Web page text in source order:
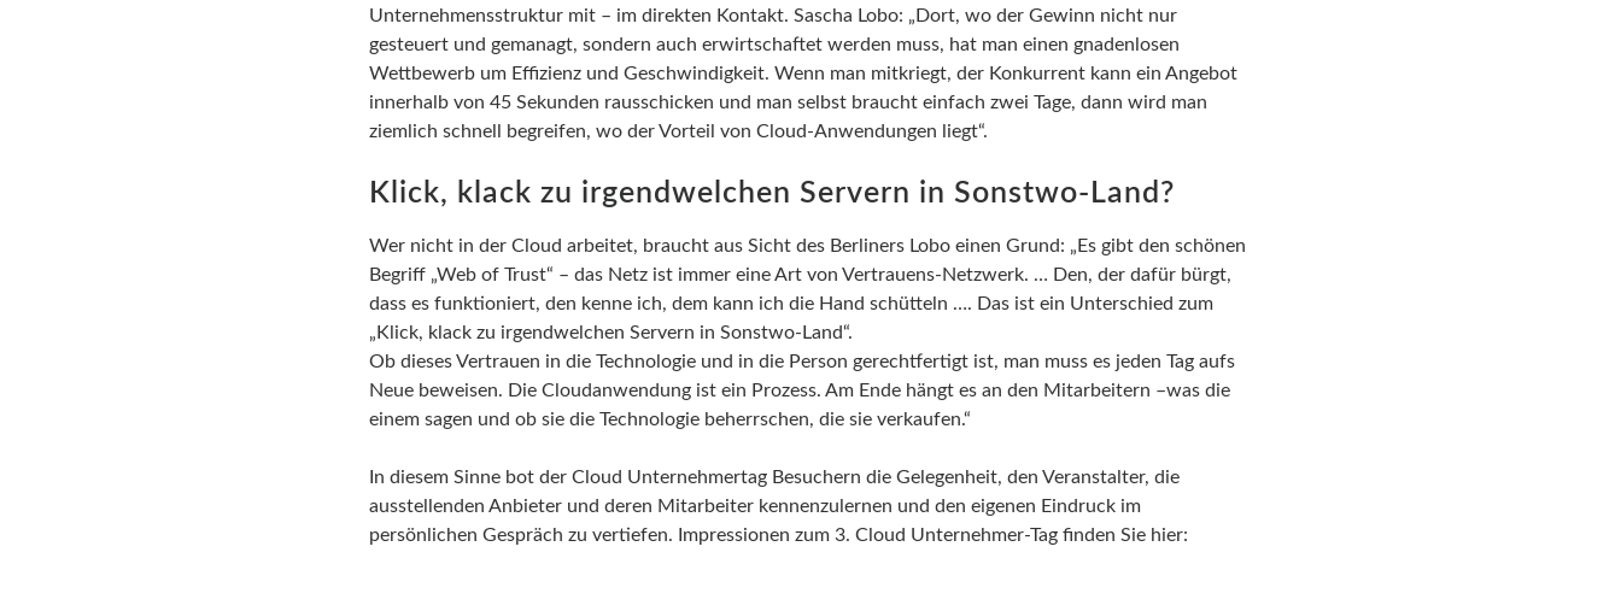
Unternehmensstruktur mit – im direkten Kontakt. Sascha Lobo: „Dort, wo der Gewinn nicht nur
gesteuert und gemanagt, sondern auch erwirtschaftet werden muss, hat man einen gnadenlosen
Wettbewerb um Effizienz und Geschwindigkeit. Wenn man mitkriegt, der Konkurrent kann ein Angebot
innerhalb von 45 Sekunden rausschicken und man selbst braucht einfach zwei Tage, dann wird man
ziemlich schnell begreifen, wo der Vorteil von Cloud-Anwendungen liegt“.
Klick, klack zu irgendwelchen Servern in Sonstwo-Land?
Wer nicht in der Cloud arbeitet, braucht aus Sicht des Berliners Lobo einen Grund: „Es gibt den schönen
Begriff „Web of Trust“ – das Netz ist immer eine Art von Vertrauens-Netzwerk. … Den, der dafür bürgt,
dass es funktioniert, den kenne ich, dem kann ich die Hand schütteln …. Das ist ein Unterschied zum
„Klick, klack zu irgendwelchen Servern in Sonstwo-Land“.
Ob dieses Vertrauen in die Technologie und in die Person gerechtfertigt ist, man muss es jeden Tag aufs
Neue beweisen. Die Cloudanwendung ist ein Prozess. Am Ende hängt es an den Mitarbeitern –was die
einem sagen und ob sie die Technologie beherrschen, die sie verkaufen.“
In diesem Sinne bot der Cloud Unternehmertag Besuchern die Gelegenheit, den Veranstalter, die
ausstellenden Anbieter und deren Mitarbeiter kennenzulernen und den eigenen Eindruck im
persönlichen Gespräch zu vertiefen. Impressionen zum 3. Cloud Unternehmer-Tag finden Sie hier: